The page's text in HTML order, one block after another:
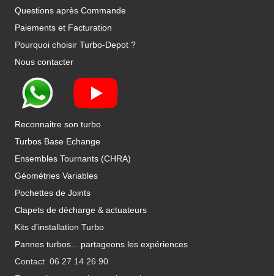
Questions après Commande
Paiements et Facturation
Pourquoi choisir Turbo-Depot ?
Nous contacter
Reconnaitre son turbo
Turbos Base Echange
Ensembles Tournants (CHRA)
Géométries Variables
Pochettes de Joints
Clapets de décharge & actuateurs
Kits d'installation Turbo
Pannes turbos... partageons les expériences
Contact 06 27 14 26 90